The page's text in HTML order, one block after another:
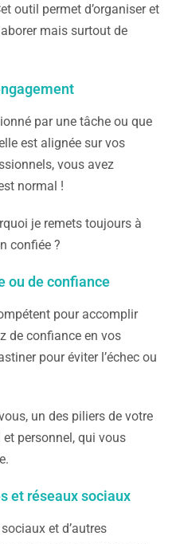
outil permet d’organiser et
mais surtout de
par une tâche ou que
est alignée sur vos
vous avez
normal !
je remets toujours à
confiée ?
ou de confiance
pour accomplir
de confiance en vos
pour éviter l’échec ou
un des piliers de votre
personnel, qui vous
et réseaux sociaux
et d’autres